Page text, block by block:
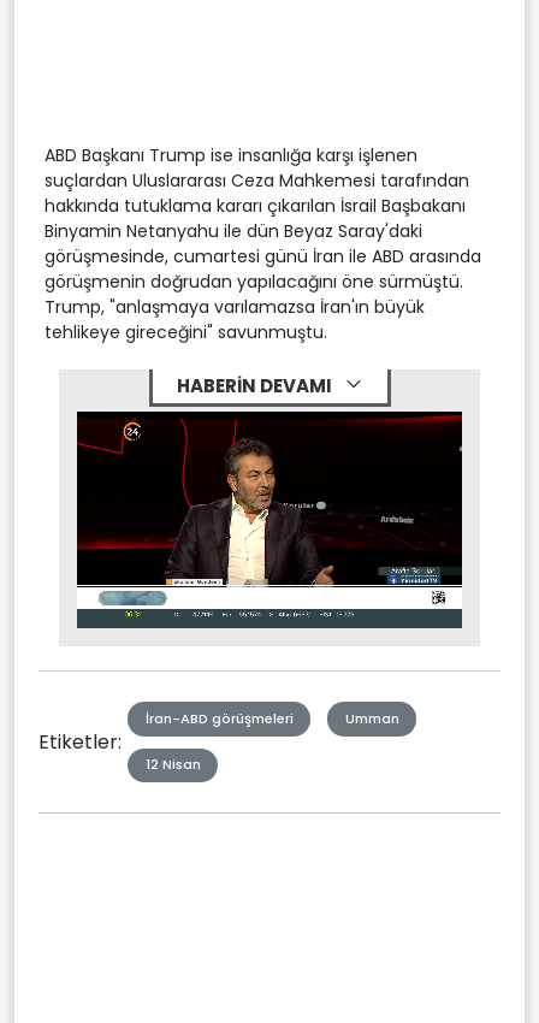
ABD Başkanı Trump ise insanlığa karşı işlenen
suçlardan Uluslararası Ceza Mahkemesi tarafından
hakkında tutuklama kararı çıkarılan İsrail Başbakanı
Binyamin Netanyahu ile dün Beyaz Saray'daki
görüşmesinde, cumartesi günü İran ile ABD arasında
görüşmenin doğrudan yapılacağını öne sürmüştü.
Trump, "anlaşmaya varılamazsa İran'ın büyük
tehlikeye gireceğini" savunmuştu.
HABERİN DEVAMI
Mute Stream
Etiketler:
İran-ABD görüşmeleri Umman
12 Nisan